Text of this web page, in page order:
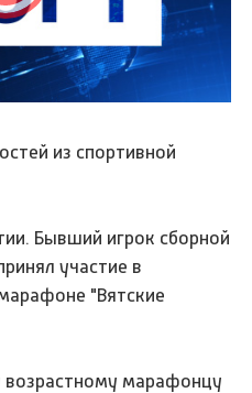
из спортивной
Бывший игрок сборной
участие в
"Вятские
марафонцу